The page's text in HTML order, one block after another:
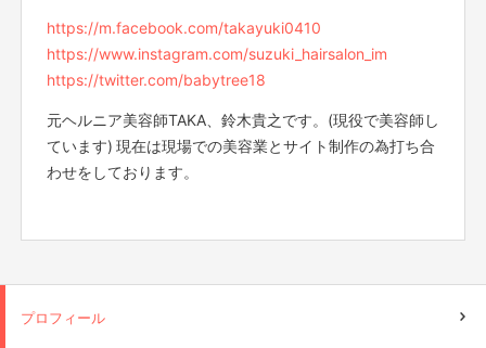
https://m.facebook.com/takayuki0410
https://www.instagram.com/suzuki_hairsalon_im
https://twitter.com/babytree18
元ヘルニア美容師TAKA、鈴木貴之です。(現役で美容師し
ています) 現在は現場での美容業とサイト制作の為打ち合
わせをしております。
プロフィール